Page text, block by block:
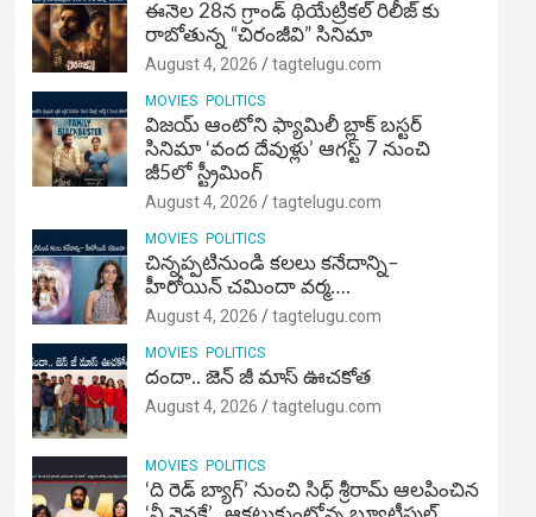
ఈనెల 28న గ్రాండ్ థియేట్రికల్ రిలీజ్ కు
రాబోతున్న “చిరంజీవి” సినిమా
August 4, 2026 tagtelugu.com
MOVIES POLITICS
విజ‌య్ ఆంటోని ఫ్యామిలీ బ్లాక్ బ‌స్ట‌ర్‌
సినిమా ‘వంద దేవుళ్లు’ ఆగస్ట్ 7 నుంచి
జీ5లో స్ట్రీమింగ్
August 4, 2026 tagtelugu.com
MOVIES POLITICS
చిన్నప్పటినుండి కలలు కనేదాన్ని–
హీరోయిన్‌ చమిందా వర్మ….
August 4, 2026 tagtelugu.com
MOVIES POLITICS
దందా.. జెన్ జీ మాస్ ఊచకోత
August 4, 2026 tagtelugu.com
MOVIES POLITICS
‘ది రెడ్ బ్యాగ్’ నుంచి సిధ్ శ్రీరామ్ ఆలపించిన